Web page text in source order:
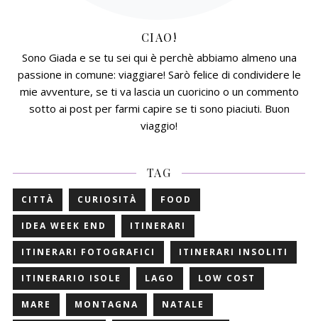
CIAO!
Sono Giada e se tu sei qui è perchè abbiamo almeno una
passione in comune: viaggiare! Sarò felice di condividere le
mie avventure, se ti va lascia un cuoricino o un commento
sotto ai post per farmi capire se ti sono piaciuti. Buon
viaggio!
TAG
CITTÀ CURIOSITÀ FOOD
IDEA WEEK END ITINERARI
ITINERARI FOTOGRAFICI ITINERARI INSOLITI
ITINERARIO ISOLE LAGO LOW COST
MARE MONTAGNA NATALE